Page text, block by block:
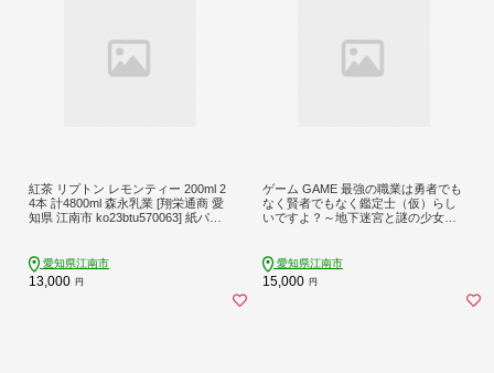
紅茶 リプトン レモンティー 200ml 2
4本 計4800ml 森永乳業 [翔栄通商 愛
知県 江南市 ko23btu570063] 紙パッ
レモン ティー まとめ買い 買い置き
愛知県江南市
13,000 円
ゲーム GAME 最強の職業は勇者でも
なく賢者でもなく鑑定士（仮）らし
いですよ？～地下迷宮と謎の少女～
ダウンロード バトル シューティング
アクション アニメ
愛知県江南市
15,000 円